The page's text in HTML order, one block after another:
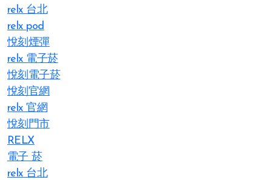
relx 台北
relx pod
悅刻煙彈
relx 電子菸
悅刻電子菸
悅刻官網
relx 官網
悅刻門市
RELX
電子 菸
relx 台北